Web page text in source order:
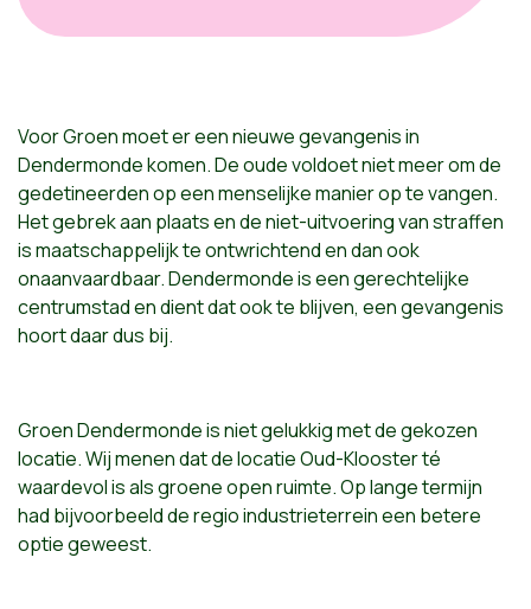
Voor Groen moet er een nieuwe gevangenis in
Dendermonde komen. De oude voldoet niet meer om de
gedetineerden op een menselijke manier op te vangen.
Het gebrek aan plaats en de niet-uitvoering van straffen
is maatschappelijk te ontwrichtend en dan ook
onaanvaardbaar. Dendermonde is een gerechtelijke
centrumstad en dient dat ook te blijven, een gevangenis
hoort daar dus bij.
Groen Dendermonde is niet gelukkig met de gekozen
locatie. Wij menen dat de locatie Oud-Klooster té
waardevol is als groene open ruimte. Op lange termijn
had bijvoorbeeld de regio industrieterrein een betere
optie geweest.